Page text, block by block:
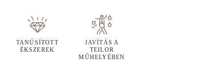
TANÚSÍTOTT
ÉKSZEREK
JAVÍTÁS A
TEILOR
MŰHELYÉBEN